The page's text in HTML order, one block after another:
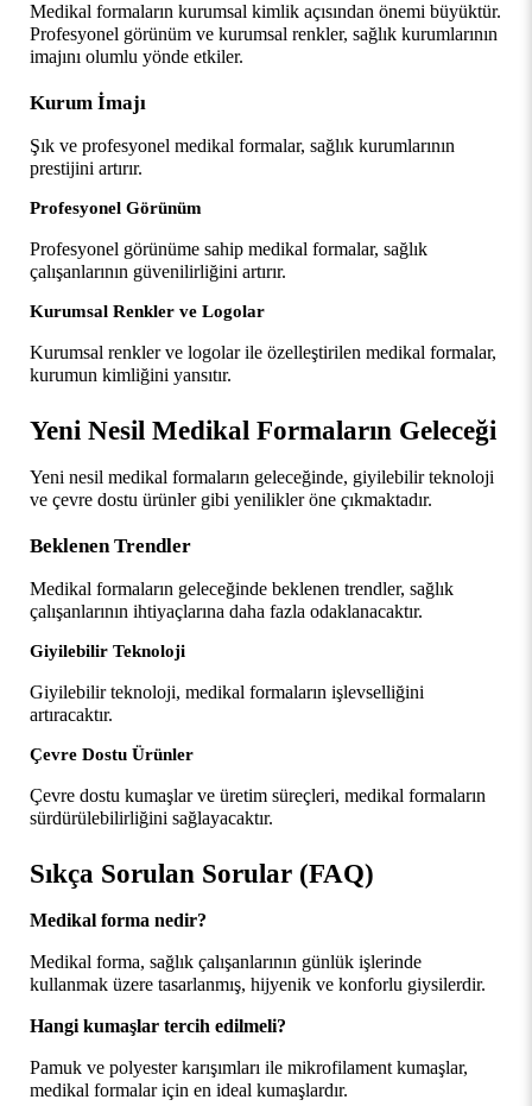
Medikal formaların kurumsal kimlik açısından önemi büyüktür.
Profesyonel görünüm ve kurumsal renkler, sağlık kurumlarının
imajını olumlu yönde etkiler.
Kurum İmajı
Şık ve profesyonel medikal formalar, sağlık kurumlarının
prestijini artırır.
Profesyonel Görünüm
Profesyonel görünüme sahip medikal formalar, sağlık
çalışanlarının güvenilirliğini artırır.
Kurumsal Renkler ve Logolar
Kurumsal renkler ve logolar ile özelleştirilen medikal formalar,
kurumun kimliğini yansıtır.
Yeni Nesil Medikal Formaların Geleceği
Yeni nesil medikal formaların geleceğinde, giyilebilir teknoloji
ve çevre dostu ürünler gibi yenilikler öne çıkmaktadır.
Beklenen Trendler
Medikal formaların geleceğinde beklenen trendler, sağlık
çalışanlarının ihtiyaçlarına daha fazla odaklanacaktır.
Giyilebilir Teknoloji
Giyilebilir teknoloji, medikal formaların işlevselliğini
artıracaktır.
Çevre Dostu Ürünler
Çevre dostu kumaşlar ve üretim süreçleri, medikal formaların
sürdürülebilirliğini sağlayacaktır.
Sıkça Sorulan Sorular (FAQ)
Medikal forma nedir?
Medikal forma, sağlık çalışanlarının günlük işlerinde
kullanmak üzere tasarlanmış, hijyenik ve konforlu giysilerdir.
Hangi kumaşlar tercih edilmeli?
Pamuk ve polyester karışımları ile mikrofilament kumaşlar,
medikal formalar için en ideal kumaşlardır.